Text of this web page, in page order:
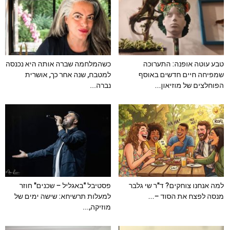
טבע עוטה אופנה: התערוכה
שמפיחה חיים חדשים באוסף
הפוחלצים של מוזיאון...
כשהמלחמה שברה אותה היא נכנסה
למטבח, שנה אחר כך, אושרית
נברה...
למה אנחנו צוחקים? ד"ר שי גלבר
מנסה לפצח את הסוד –...
פסטיבל "באגליל – שכנים" חוזר
למעלות תרשיחא: שישה ימים של
מוזיקה,...